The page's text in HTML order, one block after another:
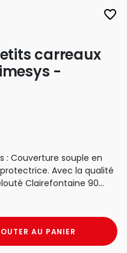
favorite_border
carreaux
-
: Couverture souple en
Avec la qualité
Clairefontaine 90...
AU PANIER